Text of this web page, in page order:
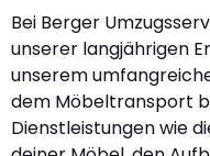
Bei Berger
unserer langjährigen
unserem
dem Möbeltransport
Dienstleistungen wie